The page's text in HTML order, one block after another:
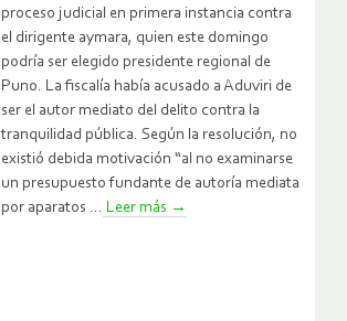
proceso judicial en primera instancia contra
el dirigente aymara, quien este domingo
podría ser elegido presidente regional de
Puno. La fiscalía había acusado a Aduviri de
ser el autor mediato del delito contra la
tranquilidad pública. Según la resolución, no
existió debida motivación “al no examinarse
un presupuesto fundante de autoría mediata
por aparatos ... Leer más →